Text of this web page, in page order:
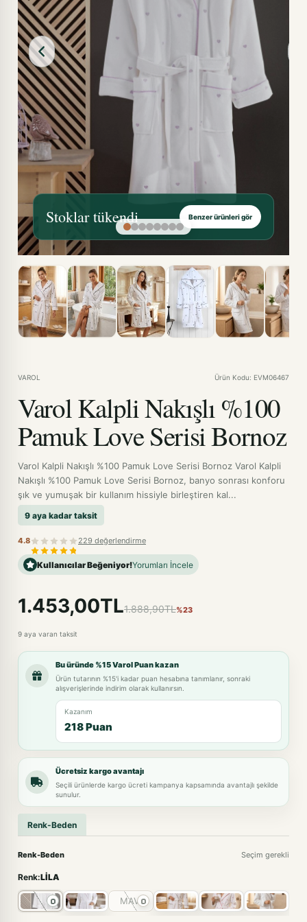
Stoklar tükendi Benzer ürünleri gör
VAROL Ürün Kodu: EVM06467
Varol Kalpli Nakışlı %100
Pamuk Love Serisi Bornoz
Varol Kalpli Nakışlı %100 Pamuk Love Serisi Bornoz Varol Kalpli
Nakışlı %100 Pamuk Love Serisi Bornoz, banyo sonrası konforu
şık ve yumuşak bir kullanım hissiyle birleştiren kal...
9 aya kadar taksit
4.8 229 değerlendirme
Kullanıcılar Beğeniyor!Yorumları İncele
1.453,00TL1.888,90TL%23
9 aya varan taksit
Bu üründe %15 Varol Puan kazan
Ürün tutarının %15'i kadar puan hesabına tanımlanır, sonraki
alışverişlerinde indirim olarak kullanırsın.
Kazanım
218 Puan
Ücretsiz kargo avantajı
Seçili ürünlerde kargo ücreti kampanya kapsamında avantajlı şekilde
sunulur.
Renk-Beden
Renk-Beden Seçim gerekli
Renk:LİLA
MAVİ